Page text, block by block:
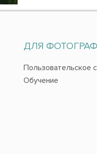
ДЛЯ
Пользовательское
Обучение